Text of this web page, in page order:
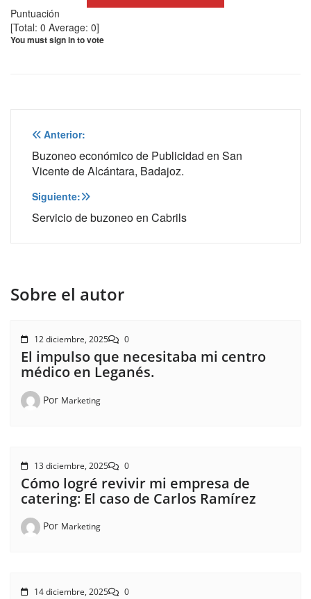
Puntuación
[Total: 0 Average: 0]
You must sign in to vote
Navegación
de
entradas
Anterior:
Buzoneo económico de Publicidad en San
Vicente de Alcántara, Badajoz.
Siguiente:
Servicio de buzoneo en Cabrils
Sobre el autor
14 diciembre, 2025 0
13 diciembre, 2025 0
Cómo logré revivir mi empresa de
catering: El caso de Carlos Ramírez
Por Marketing
12 diciembre, 2025 0
El impulso que necesitaba mi centro
médico en Leganés.
Por Marketing